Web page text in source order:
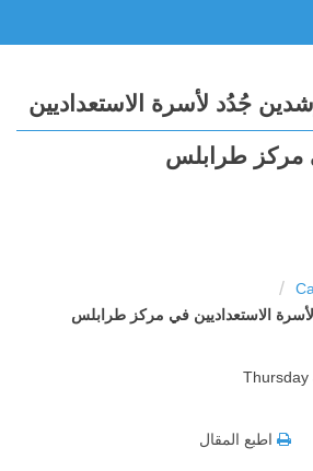
جُدُد لأسرة الاستعداديين
مركز طرابلس
/
الاستعداديين في مركز طرابلس
اطبع المقال